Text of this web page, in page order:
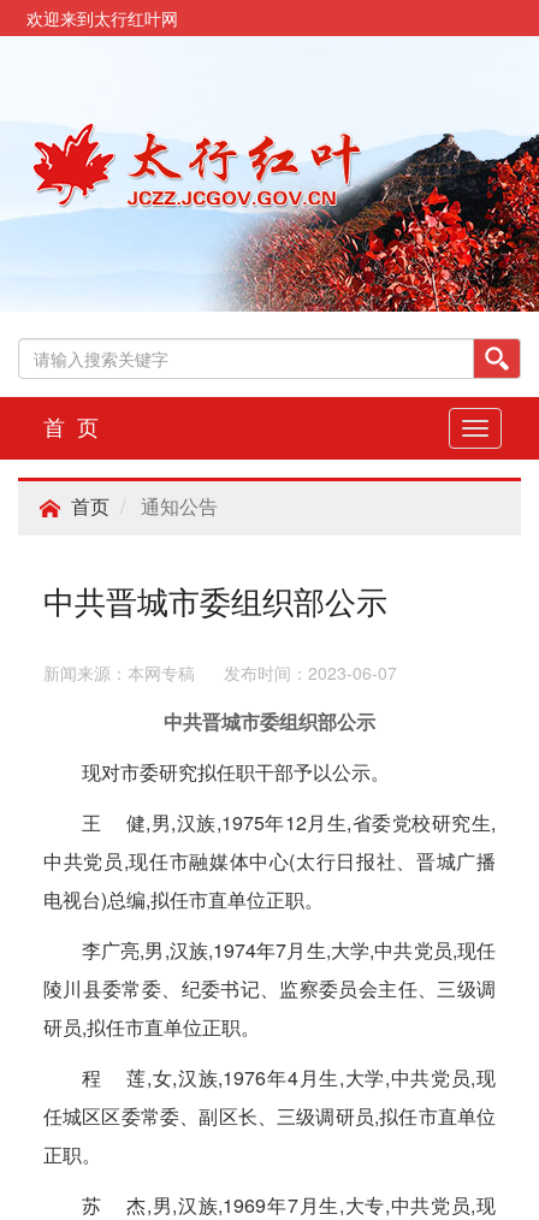
欢迎来到太行红叶网
切
换
导
首 页
首页 通知公告
中共晋城市委组织部公示
新闻来源：本网专稿 发布时间：2023-06-07
中共晋城市委组织部公示
现对市委研究拟任职干部予以公示。
王 健,男,汉族,1975年12月生,省委党校研究生,
中共党员,现任市融媒体中心(太行日报社、晋城广播
电视台)总编,拟任市直单位正职。
李广亮,男,汉族,1974年7月生,大学,中共党员,现任
陵川县委常委、纪委书记、监察委员会主任、三级调
研员,拟任市直单位正职。
程 莲,女,汉族,1976年4月生,大学,中共党员,现
任城区区委常委、副区长、三级调研员,拟任市直单位
正职。
苏 杰,男,汉族,1969年7月生,大专,中共党员,现